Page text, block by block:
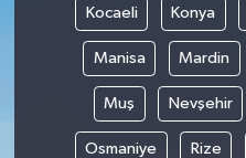
Kocaeli Konya
Manisa Mardin
Muş Nevşehir
Osmaniye Rize